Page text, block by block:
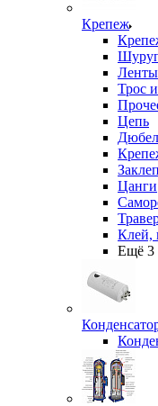
Крепеж
Ленты
Трос
Цепь
Цанги
Клей,
Ещё 3